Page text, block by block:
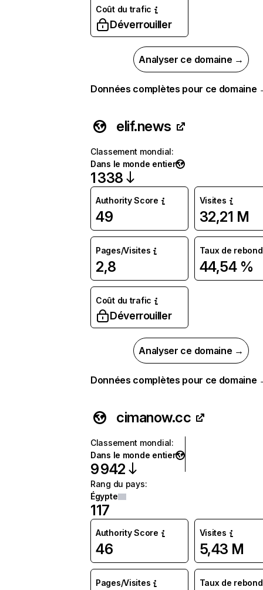
Coût du trafic
Déverrouiller
Analyser ce domaine →
Données complètes pour ce domaine
elif.news
Classement mondial:
Dans le monde entier
1 338
Authority Score
49
Visites
32,21 M
Pages/Visites
2,8
Taux de rebond
44,54 %
Coût du trafic
Déverrouiller
Analyser ce domaine →
Données complètes pour ce domaine
cimanow.cc
Classement mondial:
Dans le monde entier
9 942
Rang du pays:
Égypte
117
Authority Score
46
Visites
5,43 M
Pages/Visites Taux de rebond